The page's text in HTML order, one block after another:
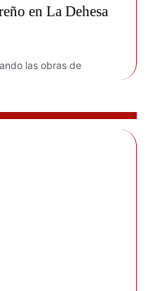
en La Dehesa
las obras de